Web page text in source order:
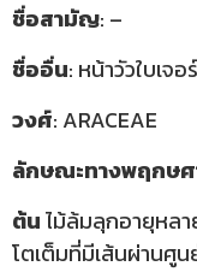
ชื่อสามัญ: –
ชื่ออื่น: หน้าวัวใบเจ
วงศ์: ARACEAE
ลักษณะทางพฤกษ
ต้นไม้ล้มลุกอายุหล
โตเต็มที่มีเส้นผ่านศู